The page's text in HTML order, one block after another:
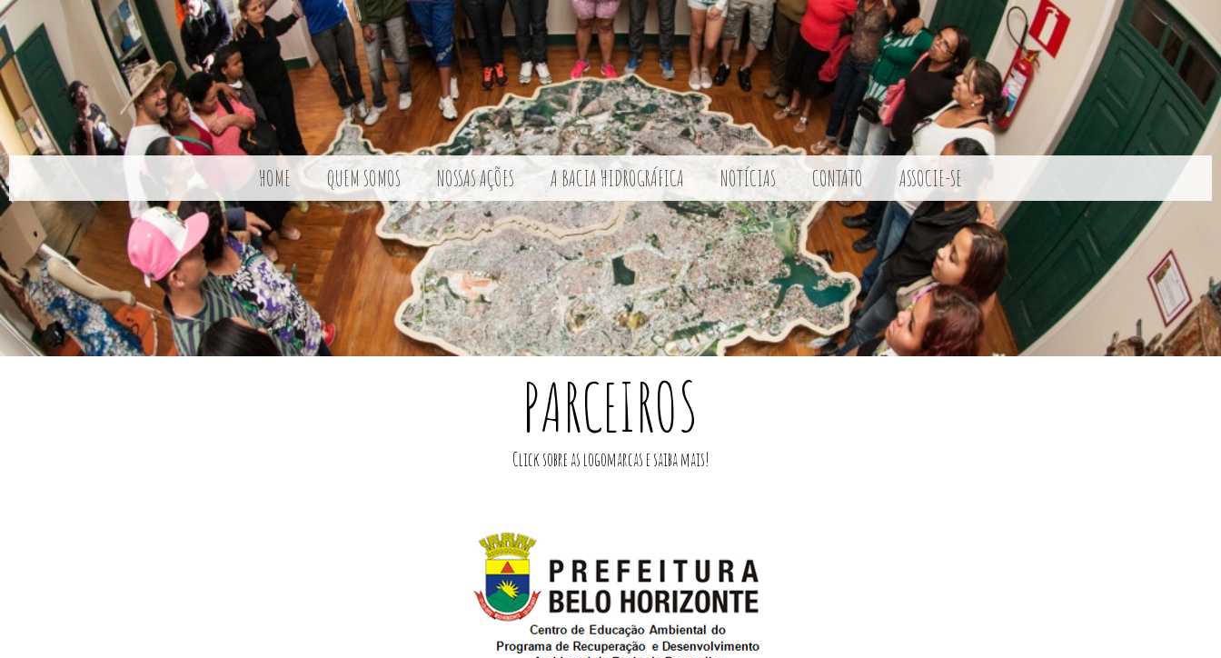
HOME QUEM SOMOS NOSSAS AÇÕES A BACIA HIDROGRÁFICA NOTÍCIAS CONTATO ASSOCIE-SE
PARCEIROS
Click sobre as logomarcas e saiba mais!